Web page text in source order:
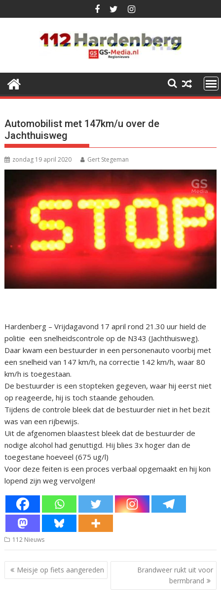
naar
Automobilist met 147km/u over de
Jachthuisweg
zondag 19 april 2020 Gert Stegeman
Hardenberg – Vrijdagavond 17 april rond 21.30 uur hield de
politie een snelheidscontrole op de N343 (Jachthuisweg).
Daar kwam een bestuurder in een personenauto voorbij met
een snelheid van 147 km/h, na correctie 142 km/h, waar 80
km/h is toegestaan.
De bestuurder is een stopteken gegeven, waar hij eerst niet
op reageerde, hij is toch staande gehouden.
Tijdens de controle bleek dat de bestuurder niet in het bezit
was van een rijbewijs.
Uit de afgenomen blaastest bleek dat de bestuurder de
nodige alcohol had genuttigd. Hij blies 3x hoger dan de
toegestane hoeveel (675 ug/l)
Voor deze feiten is een proces verbaal opgemaakt en hij kon
lopend zijn weg vervolgen!
112 Nieuws
Bericht
navigatie
Meisje op fiets aangereden
Brandweer rukt uit voor
bermbrand